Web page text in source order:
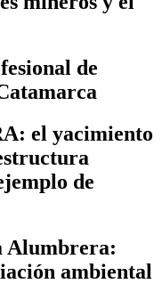
de
el yacimiento
de
Alumbrera:
ambiental